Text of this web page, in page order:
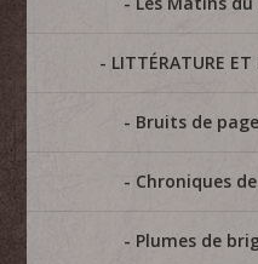
LITTÉRATURE ET
Bruits de
Chroniques
Plumes de